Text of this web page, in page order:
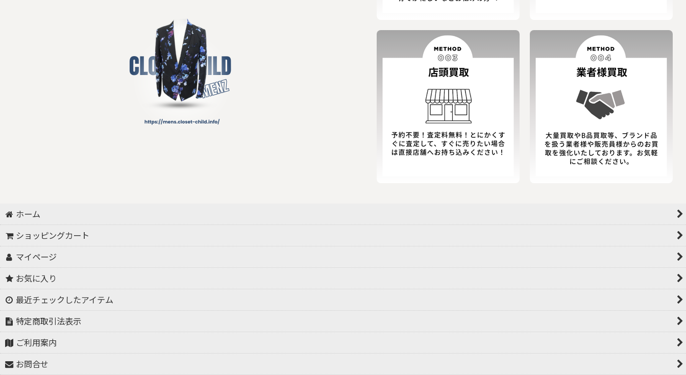
ホーム
ショッピングカート
マイページ
お気に入り
最近チェックしたアイテム
特定商取引法表示
ご利用案内
お問合せ